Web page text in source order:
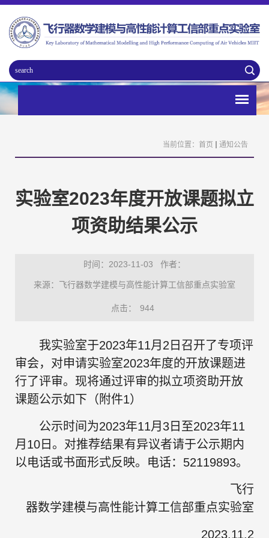
当前位置： 首页 通知公告
实验室2023年度开放课题拟立
项资助结果公示
时间：2023-11-03 作者：
来源：飞行器数学建模与高性能计算工信部重点实验室
点击： 944
我实验室于2023年11月2日召开了专项评
审会，对申请实验室2023年度的开放课题进
行了评审。现将通过评审的拟立项资助开放
课题公示如下（附件1）
公示时间为2023年11月3日至2023年11
月10日。对推荐结果有异议者请于公示期内
以电话或书面形式反映。电话：52119893。
飞行
器数学建模与高性能计算工信部重点实验室
2023.11.2